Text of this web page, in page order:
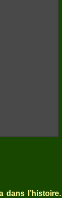
dans l’histoire.